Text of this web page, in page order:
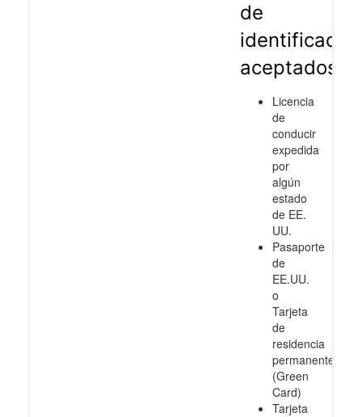
de
aceptados
Licencia
de
conducir
expedida
por
algún
estado
de EE.
UU.
Pasaporte
de
EE.UU.
o
Tarjeta
de
residencia
permanente
(Green
Card)
Tarjeta